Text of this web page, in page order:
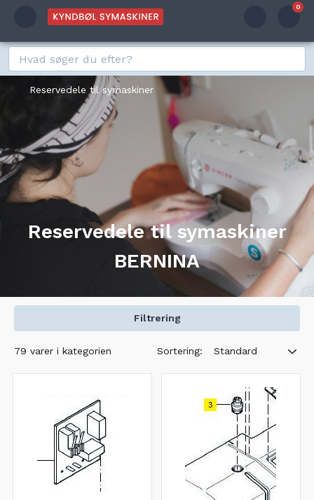
0
Reservedele til symaskiner
Reservedele til symaskiner
BERNINA
Filtrering
79 varer i kategorien Sortering: Standard